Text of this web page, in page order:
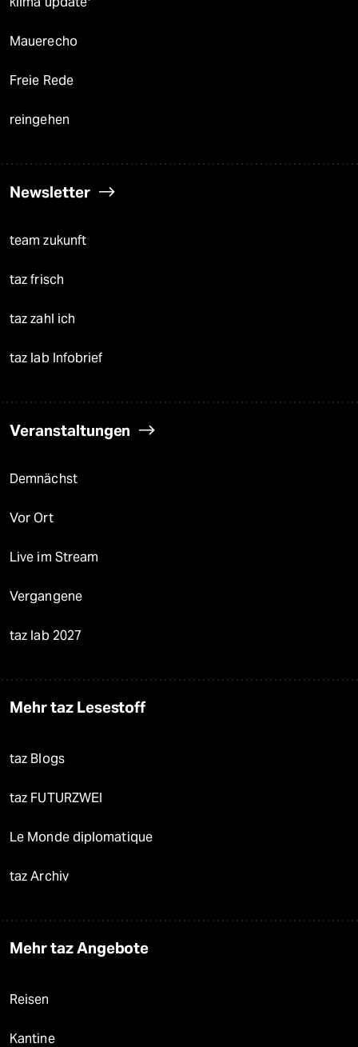
Mauerecho
Freie Rede
reingehen
Newsletter
team zukunft
taz frisch
taz zahl ich
taz lab Infobrief
Veranstaltungen
Demnächst
Vor Ort
Live im Stream
Vergangene
taz lab 2027
Mehr taz Lesestoff
taz Blogs
taz FUTURZWEI
Le Monde diplomatique
taz Archiv
Mehr taz Angebote
Reisen
Kantine